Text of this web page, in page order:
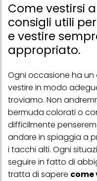
Come vestirsi
consigli utili
e vestire
appropriato.
Ogni occasione ha un
vestire in modo
troviamo. Non
bermuda colorati o
difficilmente
andare in spiaggia a
i tacchi alti. Ogni
seguire in fatto di
tratta di sapere come